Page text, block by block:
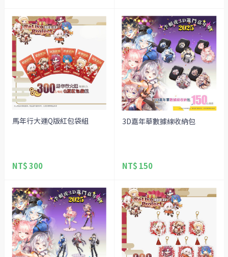
馬年行大運Q版紅包袋組
NT$ 300
3D嘉年華數據線收納包
NT$ 150